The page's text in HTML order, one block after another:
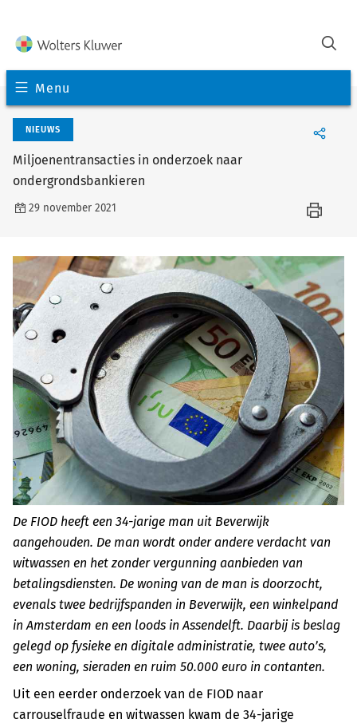
Menu
NIEUWS
Miljoenentransacties in onderzoek naar
ondergrondsbankieren
29 november 2021
De FIOD heeft een 34-jarige man uit Beverwijk
aangehouden. De man wordt onder andere verdacht van
witwassen en het zonder vergunning aanbieden van
betalingsdiensten. De woning van de man is doorzocht,
evenals twee bedrijfspanden in Beverwijk, een winkelpand
in Amsterdam en een loods in Assendelft. Daarbij is beslag
gelegd op fysieke en digitale administratie, twee auto’s,
een woning, sieraden en ruim 50.000 euro in contanten.
Uit een eerder onderzoek van de FIOD naar
carrouselfraude en witwassen kwam de 34-jarige